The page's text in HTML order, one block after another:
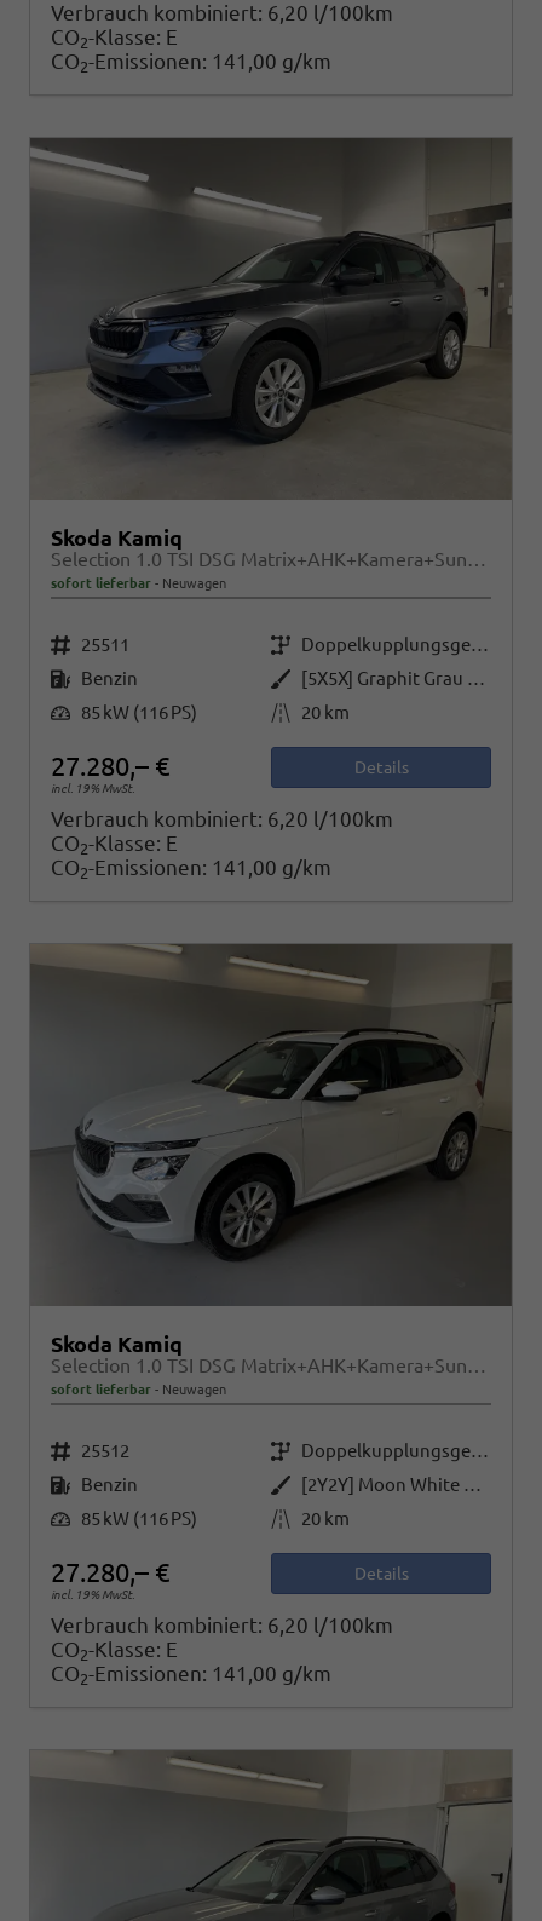
Verbrauch kombiniert: 6,20 l/100km
CO2-Klasse: E
CO2-Emissionen: 141,00 g/km
Skoda Kamiq
Selection 1.0 TSI DSG Matrix+AHK+Kamera+Sunset+PDCvohi+Kessy+Sitzheizung+GV4
sofort lieferbar Neuwagen
Fahrzeugnr. 25511 Getriebe
Doppelkupplungsgetriebe (DSG)
Kraftstoff Benzin Außenfarbe
[5X5X] Graphit Grau Metallic
Leistung 85 kW (116 PS) Kilometerstand 20 km
27.280,– €
incl. 19% MwSt.
Details
Verbrauch kombiniert: 6,20 l/100km
CO2-Klasse: E
CO2-Emissionen: 141,00 g/km
Skoda Kamiq
Selection 1.0 TSI DSG Matrix+AHK+Kamera+Sunset+PDCvohi+Kessy+Sitzheizung+GV4
sofort lieferbar Neuwagen
Fahrzeugnr. 25512 Getriebe
Doppelkupplungsgetriebe (DSG)
Kraftstoff Benzin Außenfarbe
[2Y2Y] Moon White Perleffekt
Leistung 85 kW (116 PS) Kilometerstand 20 km
27.280,– €
incl. 19% MwSt.
Details
Verbrauch kombiniert: 6,20 l/100km
CO2-Klasse: E
CO2-Emissionen: 141,00 g/km